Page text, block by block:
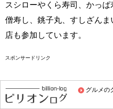
グルメの
スシローやくら寿司、かっ
僧寿し、銚子丸、すしざん
店も参加しています。
スポンサードリンク